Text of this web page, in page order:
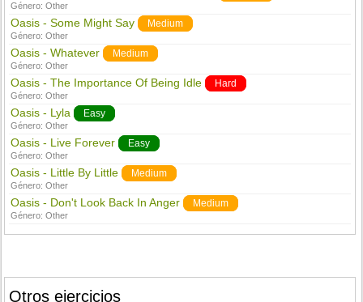
Género:Other
Oasis - Some Might Say Medium
Género:Other
Oasis - Whatever Medium
Género:Other
Oasis - The Importance Of Being Idle Hard
Género:Other
Oasis - Lyla Easy
Género:Other
Oasis - Live Forever Easy
Género:Other
Oasis - Little By Little Medium
Género:Other
Oasis - Don't Look Back In Anger Medium
Género:Other
Otros ejercicios